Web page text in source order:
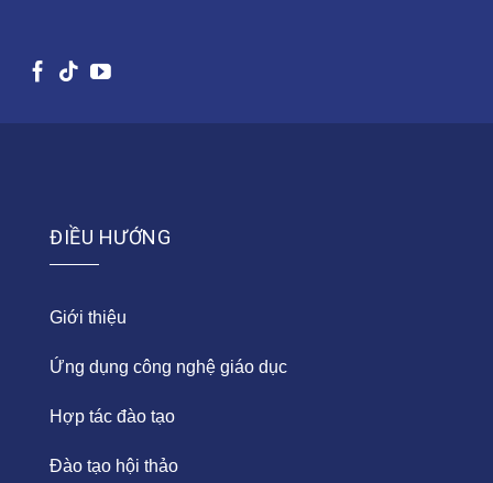
ĐIỀU HƯỚNG
Giới thiệu
Ứng dụng công nghệ giáo dục
Hợp tác đào tạo
Đào tạo hội thảo